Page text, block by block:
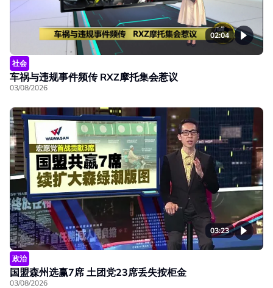
02:04
社会
车祸与违规事件频传 RXZ摩托集会惹议
03/08/2026
03:23
政治
国盟森州选赢7席 土团党23席丢失按柜金
03/08/2026